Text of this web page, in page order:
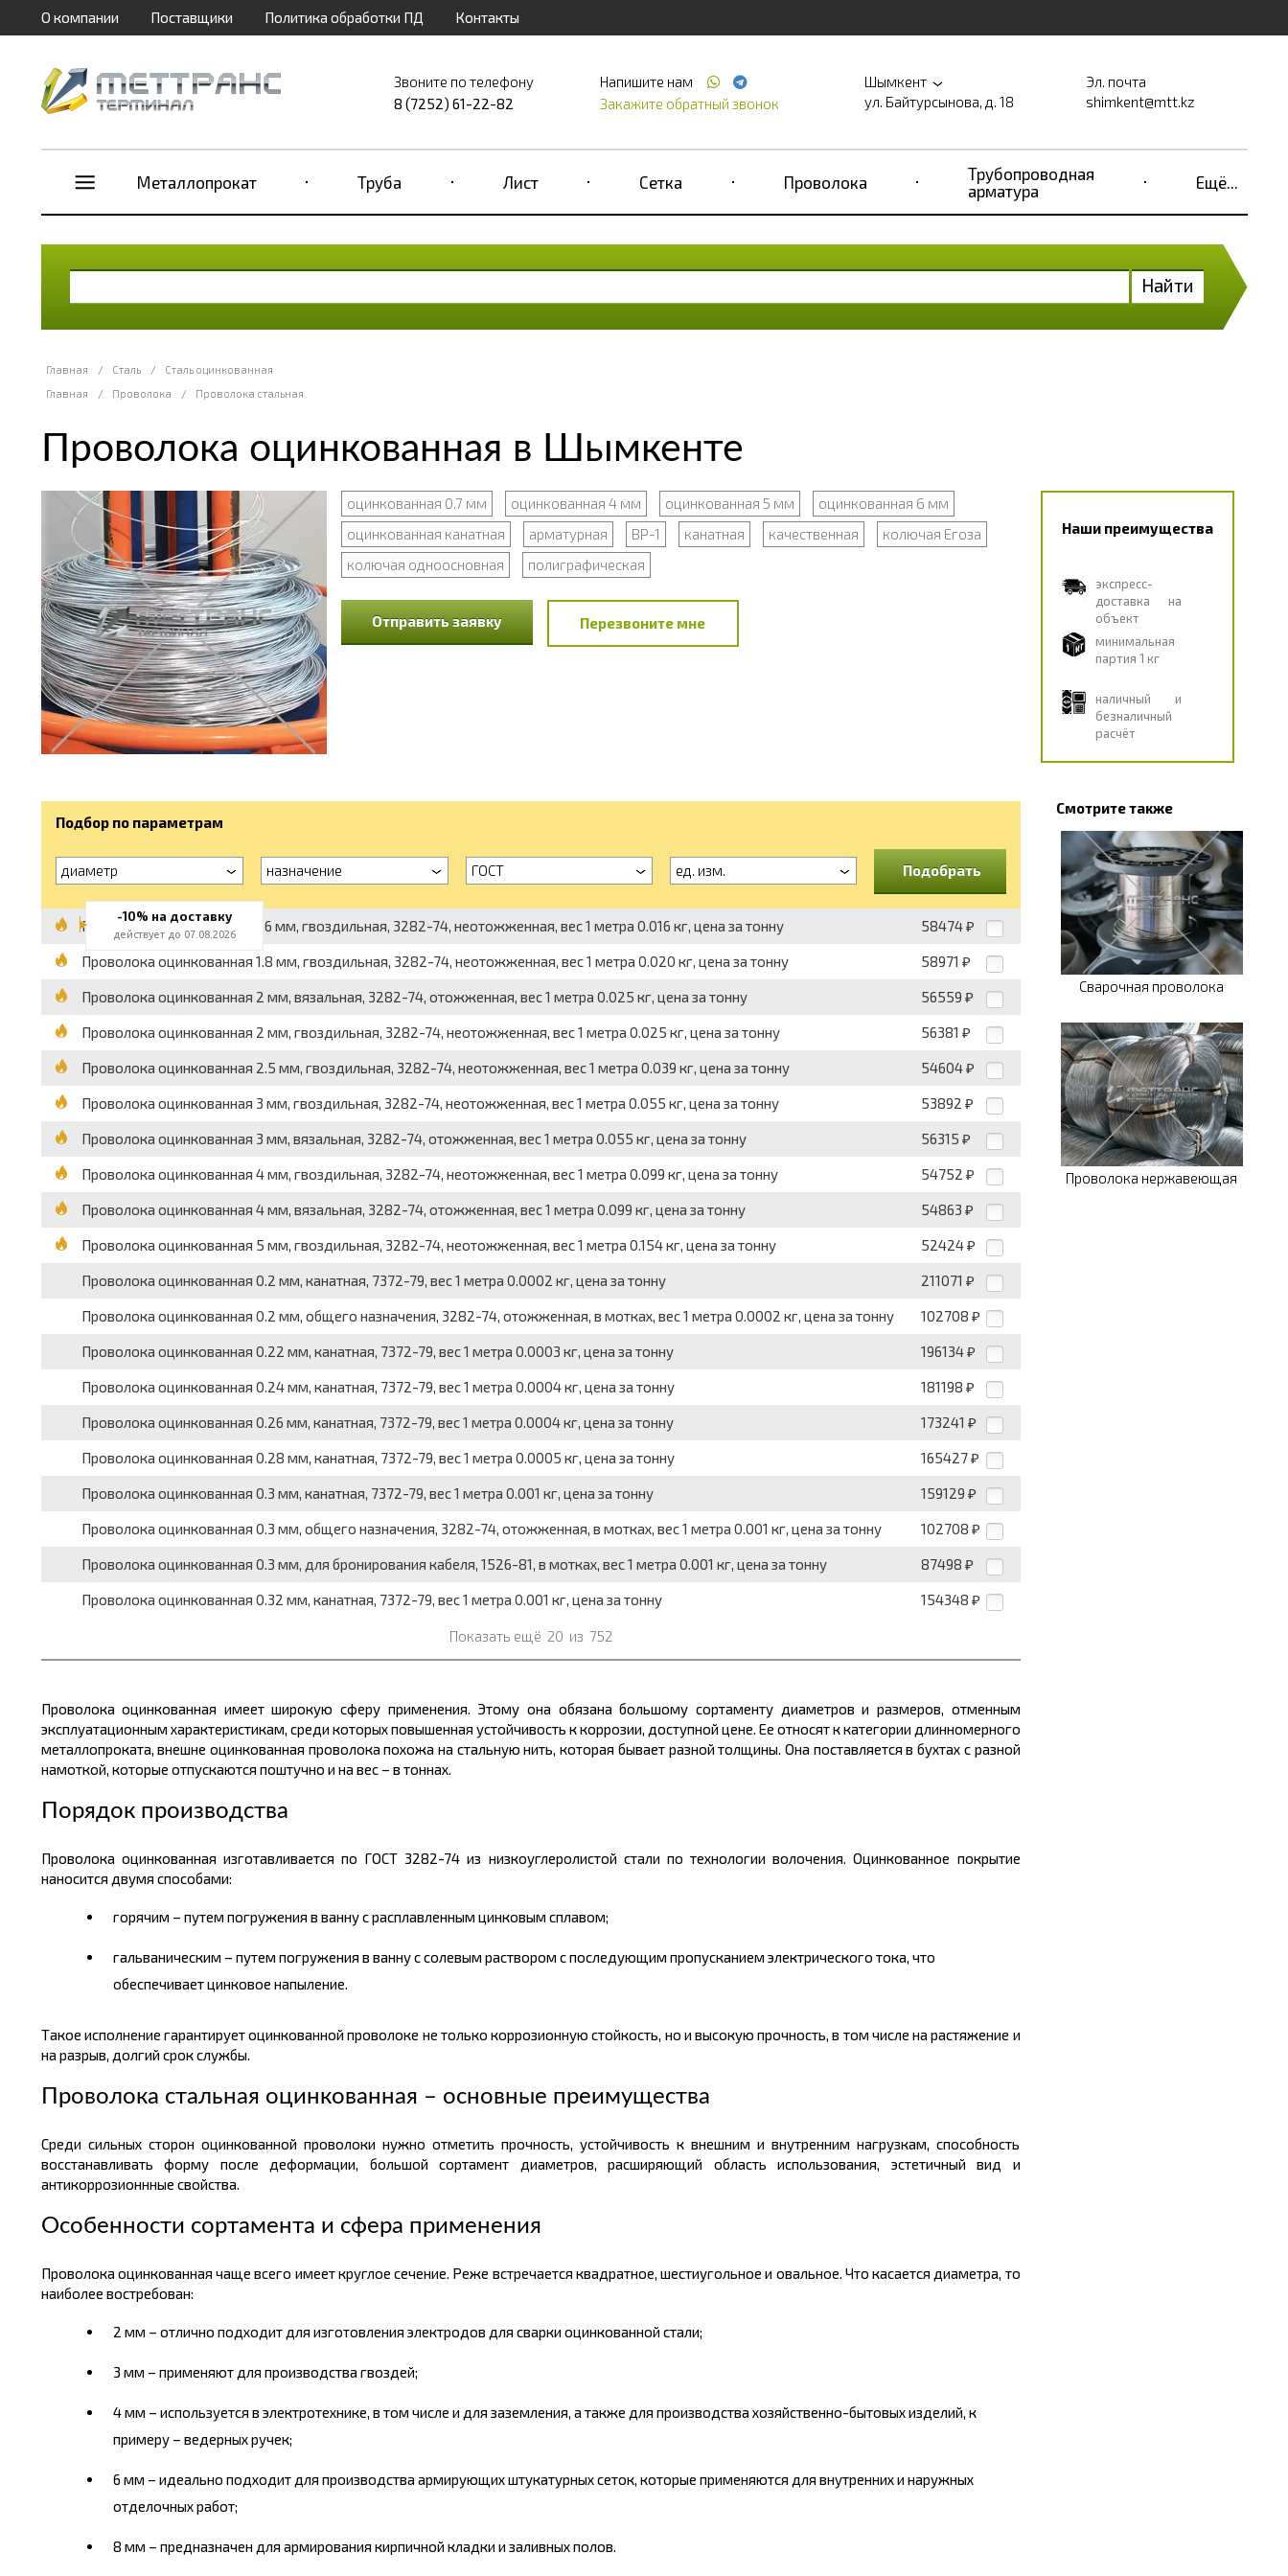
О компании Поставщики Политика обработки ПД Контакты
Звоните по телефону
8 (7252) 61-22-82
Напишите нам
Закажите обратный звонок
Шымкент
ул. Байтурсынова, д. 18
Эл. почта
shimkent@mtt.kz
Металлопрокат Труба Лист Сетка Проволока
Трубопроводная
арматура
Ещё...
Найти
Главная / Сталь /
Сталь оцинкованная
Главная
/ Проволока / Проволока стальная
Проволока оцинкованная в Шымкенте
оцинкованная 0.7 мм оцинкованная 4 мм оцинкованная 5 мм
оцинкованная 6 мм
оцинкованная канатная
арматурная ВР-1 канатная качественная
колючая Егоза
колючая одноосновная
полиграфическая
Отправить заявку Перезвоните мне
Наши преимущества
экспресс-
доставка на
объект
минимальная
партия 1 кг
наличный и
безналичный
расчёт
Подбор по параметрам
диаметр назначение ГОСТ ед. изм. Подобрать
Проволока оцинкованная 1.6 мм, гвоздильная, 3282-74, неотожженная, вес 1 метра 0.016 кг, цена за тонну 58474 ₽
Проволока оцинкованная 1.8 мм, гвоздильная, 3282-74, неотожженная, вес 1 метра 0.020 кг, цена за тонну 58971 ₽
Проволока оцинкованная 2 мм, вязальная, 3282-74, отожженная, вес 1 метра 0.025 кг, цена за тонну 56559 ₽
Проволока оцинкованная 2 мм, гвоздильная, 3282-74, неотожженная, вес 1 метра 0.025 кг, цена за тонну 56381 ₽
Проволока оцинкованная 2.5 мм, гвоздильная, 3282-74, неотожженная, вес 1 метра 0.039 кг, цена за тонну 54604 ₽
Проволока оцинкованная 3 мм, гвоздильная, 3282-74, неотожженная, вес 1 метра 0.055 кг, цена за тонну 53892 ₽
Проволока оцинкованная 3 мм, вязальная, 3282-74, отожженная, вес 1 метра 0.055 кг, цена за тонну 56315 ₽
Проволока оцинкованная 4 мм, гвоздильная, 3282-74, неотожженная, вес 1 метра 0.099 кг, цена за тонну 54752 ₽
Проволока оцинкованная 4 мм, вязальная, 3282-74, отожженная, вес 1 метра 0.099 кг, цена за тонну 54863 ₽
Проволока оцинкованная 5 мм, гвоздильная, 3282-74, неотожженная, вес 1 метра 0.154 кг, цена за тонну 52424 ₽
Проволока оцинкованная 0.2 мм, канатная, 7372-79, вес 1 метра 0.0002 кг, цена за тонну 211071 ₽
Проволока оцинкованная 0.2 мм, общего назначения, 3282-74, отожженная, в мотках, вес 1 метра 0.0002 кг, цена за тонну 102708 ₽
Проволока оцинкованная 0.22 мм, канатная, 7372-79, вес 1 метра 0.0003 кг, цена за тонну 196134 ₽
Проволока оцинкованная 0.24 мм, канатная, 7372-79, вес 1 метра 0.0004 кг, цена за тонну 181198 ₽
Проволока оцинкованная 0.26 мм, канатная, 7372-79, вес 1 метра 0.0004 кг, цена за тонну 173241 ₽
Проволока оцинкованная 0.28 мм, канатная, 7372-79, вес 1 метра 0.0005 кг, цена за тонну 165427 ₽
Проволока оцинкованная 0.3 мм, канатная, 7372-79, вес 1 метра 0.001 кг, цена за тонну 159129 ₽
Проволока оцинкованная 0.3 мм, общего назначения, 3282-74, отожженная, в мотках, вес 1 метра 0.001 кг, цена за тонну 102708 ₽
Проволока оцинкованная 0.3 мм, для бронирования кабеля, 1526-81, в мотках, вес 1 метра 0.001 кг, цена за тонну 87498 ₽
Проволока оцинкованная 0.32 мм, канатная, 7372-79, вес 1 метра 0.001 кг, цена за тонну 154348 ₽
Показать ещё 20 из 752
Проволока оцинкованная имеет широкую сферу применения. Этому она обязана большому сортаментудиаметров и размеров, отменным
эксплуатационным характеристикам, среди которых повышенная устойчивость к коррозии, доступной цене. Ее относят к категории длинномерного
металлопроката, внешне оцинкованная проволока похожа на стальную нить, которая бывает разнойтолщины. Она поставляется вбухтах с разной
намоткой, которые отпускаются поштучно и на вес – в тоннах.
Порядок производства
Проволока оцинкованная изготавливается по ГОСТ 3282-74 из низкоуглеролистой стали по технологии волочения. Оцинкованное покрытие
наносится двумя способами:
горячим – путем погружения в ванну с расплавленным цинковым сплавом;
гальваническим – путем погружения в ванну с солевым раствором с последующим пропусканием электрического тока, что
обеспечивает цинковое напыление.
Такое исполнение гарантирует оцинкованной проволоке не только коррозионную стойкость, но и высокую прочность, в том числе на растяжение и
на разрыв, долгий срок службы.
Проволока стальная оцинкованная – основные преимущества
Среди сильных сторон оцинкованной проволоки нужно отметить прочность, устойчивость к внешним и внутренним нагрузкам, способность
восстанавливать форму после деформации, большой сортамент диаметров, расширяющий область использования, эстетичный вид и
антикоррозионнные свойства.
Особенности сортамента и сфера применения
Проволока оцинкованная чаще всего имеет круглое сечение. Реже встречается квадратное, шестиугольное и овальное. Что касается диаметра, то
наиболее востребован:
2 мм – отлично подходит для изготовления электродов для сварки оцинкованной стали;
3 мм – применяют для производства гвоздей;
4 мм – используется в электротехнике, в том числе и для заземления, а также для производства хозяйственно-бытовых изделий, к
примеру – ведерных ручек;
6 мм – идеально подходит для производства армирующих штукатурных сеток, которые применяются для внутренних и наружных
отделочных работ;
8 мм – предназначен для армирования кирпичной кладки и заливных полов.
Смотрите также
Сварочная проволока
Проволока нержавеющая
-10% на доставку
действует до 07.08.2026